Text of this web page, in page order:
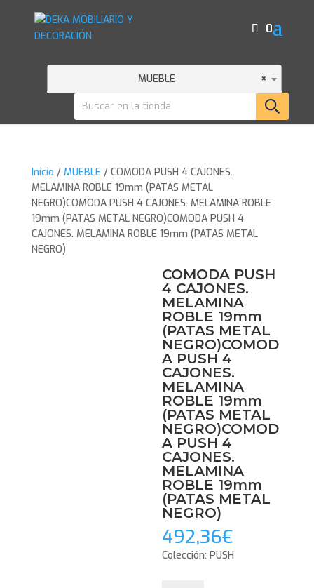
0
×
MUEBLE
Inicio / MUEBLE/ COMODA PUSH 4 CAJONES.
MELAMINA ROBLE 19mm (PATAS METAL
NEGRO)COMODA PUSH 4 CAJONES. MELAMINA ROBLE
19mm (PATAS METAL NEGRO)COMODA PUSH 4
CAJONES. MELAMINA ROBLE 19mm (PATAS METAL
NEGRO)
COMODA PUSH
4 CAJONES.
MELAMINA
ROBLE 19mm
(PATAS METAL
NEGRO)COMOD
A PUSH 4
CAJONES.
MELAMINA
ROBLE 19mm
(PATAS METAL
NEGRO)COMOD
A PUSH 4
CAJONES.
MELAMINA
ROBLE 19mm
(PATAS METAL
NEGRO)
492,36€
Colección: PUSH